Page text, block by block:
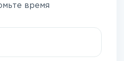
время